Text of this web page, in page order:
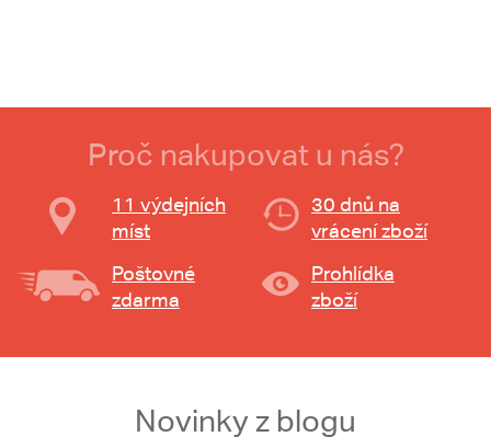
Proč nakupovat u nás?
11 výdejních
míst
30 dnů na
vrácení zboží
Poštovné
zdarma
Prohlídka
zboží
Novinky z blogu